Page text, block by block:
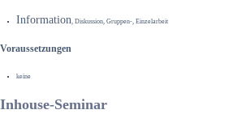
Information, Diskussion, Gruppen-, Einzelarbeit
Voraussetzungen
keine
Inhouse-Seminar